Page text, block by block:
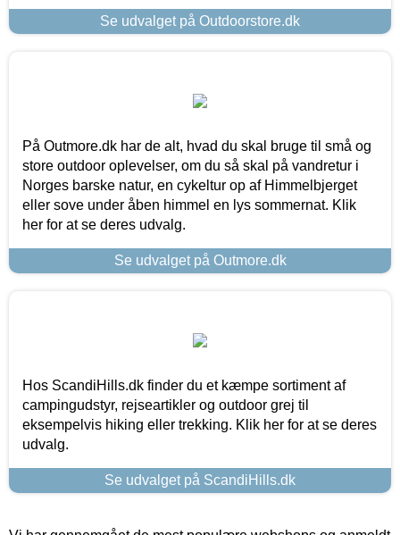
Se udvalget på Outdoorstore.dk
På Outmore.dk har de alt, hvad du skal bruge til små og
store outdoor oplevelser, om du så skal på vandretur i
Norges barske natur, en cykeltur op af Himmelbjerget
eller sove under åben himmel en lys sommernat. Klik
her for at se deres udvalg.
Se udvalget på Outmore.dk
Hos ScandiHills.dk finder du et kæmpe sortiment af
campingudstyr, rejseartikler og outdoor grej til
eksempelvis hiking eller trekking. Klik her for at se deres
udvalg.
Se udvalget på ScandiHills.dk